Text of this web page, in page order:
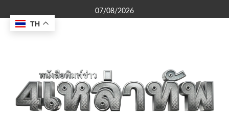
to
content
07/08/2026
TH